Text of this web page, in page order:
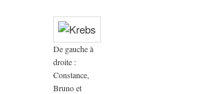
De gauche à
droite :
Constance,
Bruno et